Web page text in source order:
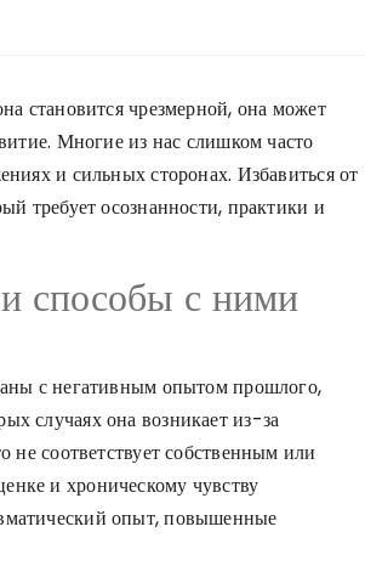
становится чрезмерной, она может
Многие из нас слишком часто
и сильных сторонах. Избавиться от
требует осознанности, практики и
способы с ними
с негативным опытом прошлого,
случаях она возникает из-за
не соответствует собственным или
и хроническому чувству
опыт, повышенные